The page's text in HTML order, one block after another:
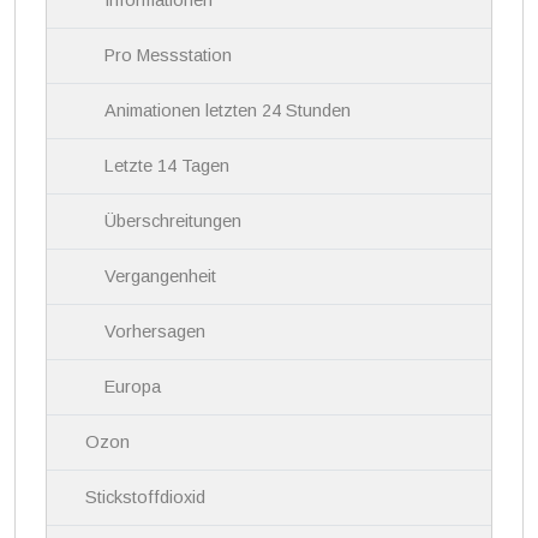
Pro Messstation
Animationen letzten 24 Stunden
Letzte 14 Tagen
Überschreitungen
Vergangenheit
Vorhersagen
Europa
Ozon
Stickstoffdioxid